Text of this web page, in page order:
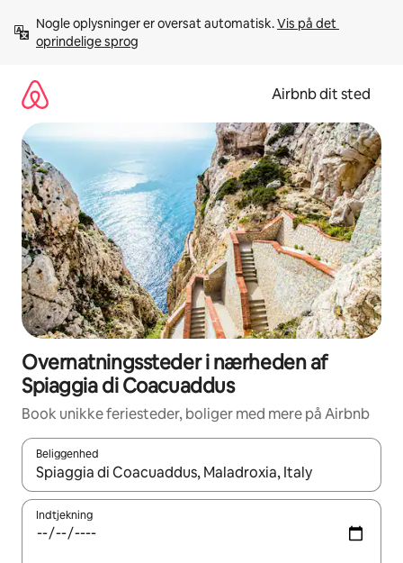
videre
Nogle oplysninger er oversat automatisk. Vis på det
oprindelige sprog
Airbnb dit sted
Overnatningssteder i nærheden af
Spiaggia di Coacuaddus
Book unikke feriesteder, boliger med mere på Airbnb
Beliggenhed
Når resultaterne er tilgængelige, skal du navigere med
Indtjekning